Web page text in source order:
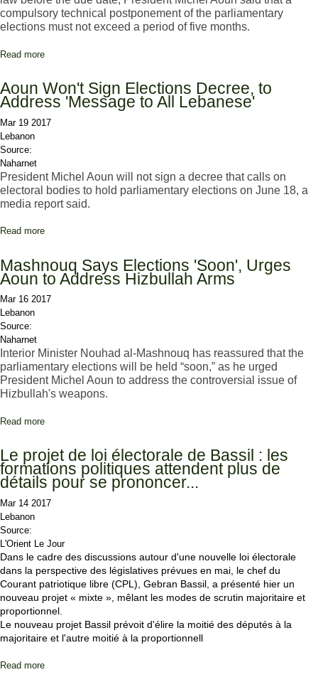
compulsory technical postponement of the parliamentary
elections must not exceed a period of five months.
Read more
Aoun Won't Sign Elections Decree, to
Address 'Message to All Lebanese'
Mar 19 2017
Lebanon
Source:
Naharnet
President Michel Aoun will not sign a decree that calls on
electoral bodies to hold parliamentary elections on June 18, a
media report said.
Read more
Mashnouq Says Elections 'Soon', Urges
Aoun to Address Hizbullah Arms
Mar 16 2017
Lebanon
Source:
Naharnet
Interior Minister Nouhad al-Mashnouq has reassured that the
parliamentary elections will be held “soon,” as he urged
President Michel Aoun to address the controversial issue of
Hizbullah's weapons.
Read more
Le projet de loi électorale de Bassil : les
formations politiques attendent plus de
détails pour se prononcer...
Mar 14 2017
Lebanon
Source:
L'Orient Le Jour
Dans le cadre des discussions autour d'une nouvelle loi électorale
dans la perspective des législatives prévues en mai, le chef du
Courant patriotique libre (CPL), Gebran Bassil, a présenté hier un
nouveau projet « mixte », mêlant les modes de scrutin majoritaire et
proportionnel.
Le nouveau projet Bassil prévoit d'élire la moitié des députés à la
majoritaire et l'autre moitié à la proportionnell
Read more